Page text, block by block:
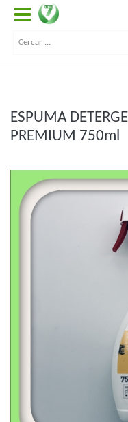
ESPUMA
PREMIUM 750ml